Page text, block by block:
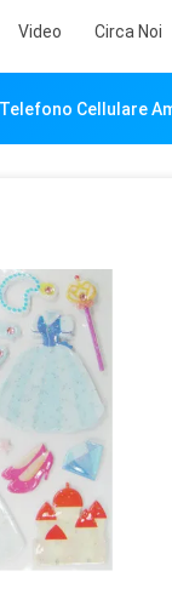
Video Circa Noi
Cellulare